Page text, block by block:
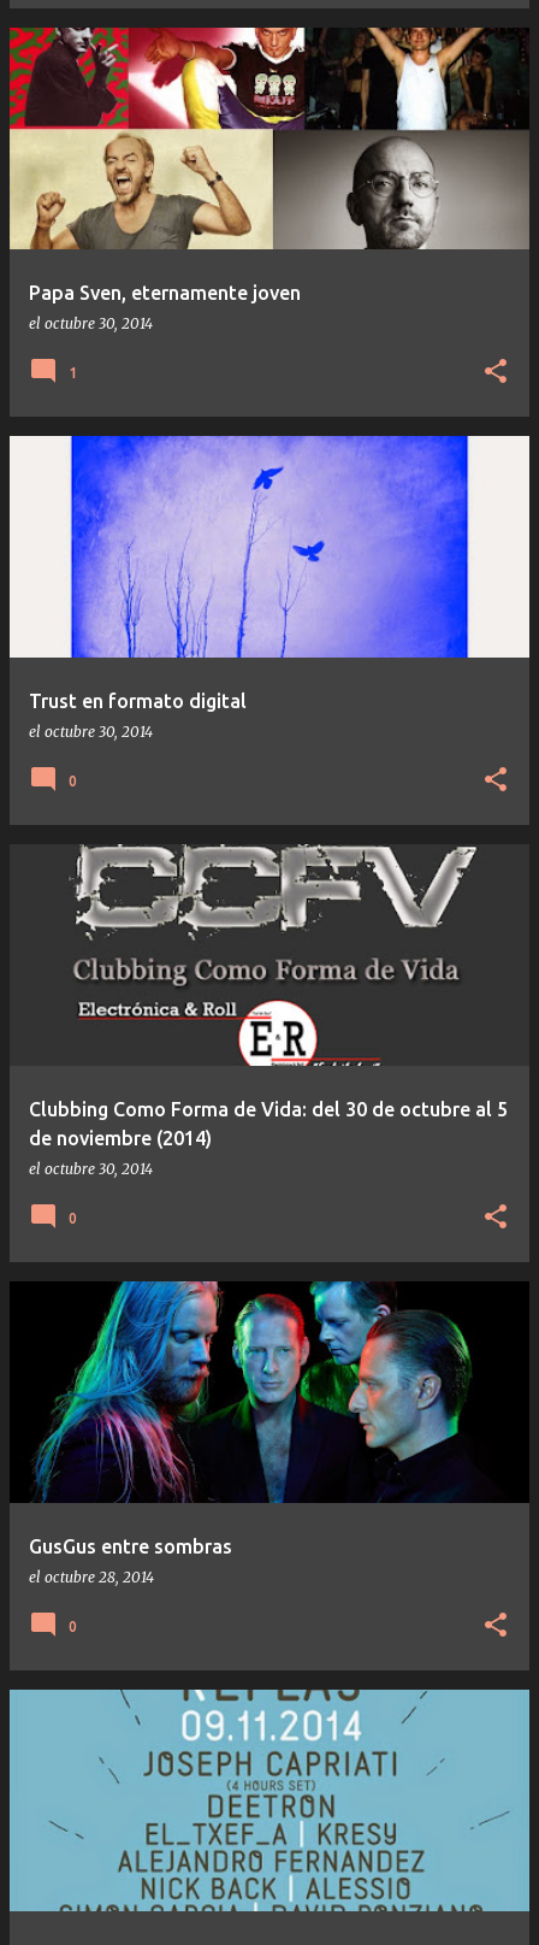
Papa Sven, eternamente joven
el octubre 30, 2014
1
Trust en formato digital
el octubre 30, 2014
0
Clubbing Como Forma de Vida: del 30 de octubre al 5
de noviembre (2014)
el octubre 30, 2014
0
GusGus entre sombras
el octubre 28, 2014
0